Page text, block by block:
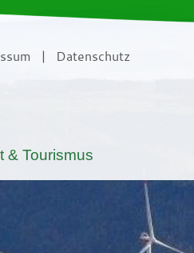
| Datenschutz
& Tourismus